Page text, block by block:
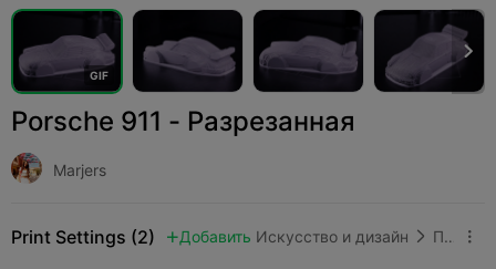
GIF

Porsche 911 - Разрезанная
Marjers
Print Settings (2)  Добавить Искусство и дизайн  Прочее 